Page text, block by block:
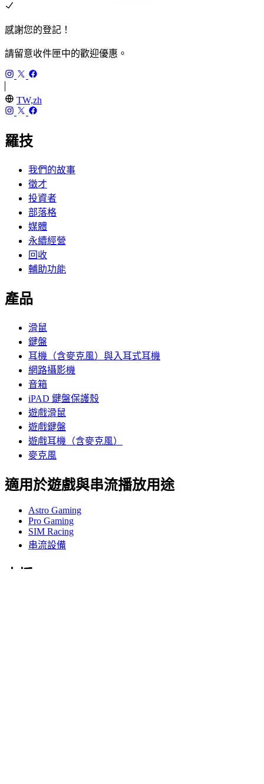
感謝您的登記！
請留意收件匣中的歡迎優惠。
TW,zh
羅技
我們的故事
徵才
投資者
部落格
媒體
永續經營
回收
輔助功能
產品
滑鼠
鍵盤
耳機（含麥克風）與入耳式耳機
網路攝影機
音箱
iPAD 鍵盤保護殼
遊戲滑鼠
遊戲鍵盤
遊戲耳機（含麥克風）
麥克風
適用於遊戲與串流播放用途
Astro Gaming
Pro Gaming
SIM Racing
串流設備